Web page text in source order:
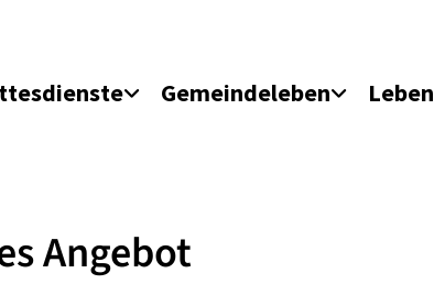
Gemeindeleben
Angebot